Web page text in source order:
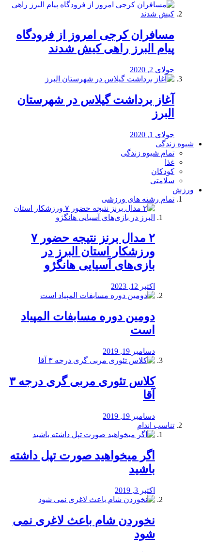
مسافران کرجی امروز از فرودگاه
پیام البرز راهی کیش شدند
جولای 2, 2020
آغاز برداشت گیلاس در شهرستان
البرز
جولای 1, 2020
شیوه زندگی
تمام شیوه زندگی
غذا
کودکان
سلامتی
ورزش
تمام رشته های ورزشی
۲ مدال برنز نتیجه حضور ۷
ورزشکار استان البرز در
بازی‌های آسیایی هانگژو
اکتبر 12, 2023
دومین دوره مسابفات المپیاد
است
دسامبر 19, 2019
کلاس تئوری مربی گری درجه ۳
آقا
دسامبر 19, 2019
تناسب اندام
اگر میخواهید صورت تپل داشته
باشید
اکتبر 3, 2019
نخوردن شام باعث لاغری نمی
‌شود